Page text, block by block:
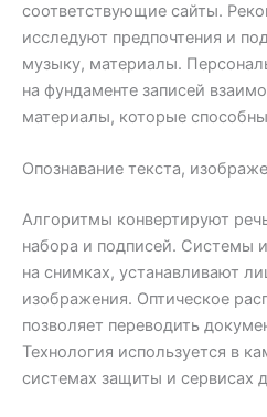
соответствующие сайты.
исследуют предпочтения и
музыку, материалы.
на фундаменте записей
материалы, которые
Опознавание текста,
Алгоритмы конвертируют
набора и подписей. Системы
на снимках, устанавливают
изображения. Оптическое
позволяет переводить
Технология используется в
системах защиты и сервисах